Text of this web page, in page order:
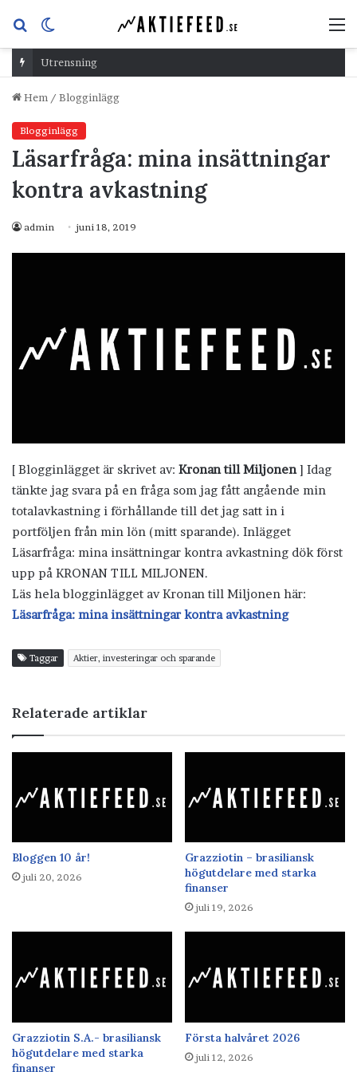
Sök
efterskin
Utrensning
Hem / Blogginlägg
Blogginlägg
Läsarfråga: mina insättningar
kontra avkastning
admin juni 18, 2019
[ Blogginlägget är skrivet av: Kronan till Miljonen] Idag
tänkte jag svara på en fråga som jag fått angående min
totalavkastning i förhållande till det jag satt in i
portföljen från min lön (mitt sparande). Inlägget
Läsarfråga: mina insättningar kontra avkastning dök först
upp på KRONAN TILL MILJONEN.
Läs hela blogginlägget av Kronan till Miljonen här:
Läsarfråga: mina insättningar kontra avkastning
Taggar Aktier, investeringar och sparande
Relaterade artiklar
Bloggen 10 år!
juli 20, 2026
Grazziotin – brasiliansk
högutdelare med starka
finanser
juli 19, 2026
Grazziotin S.A.- brasiliansk
högutdelare med starka
finanser
Första halvåret 2026
juli 12, 2026